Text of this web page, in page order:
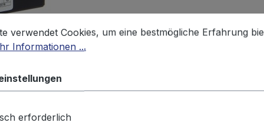
Zum
Produktsicherheit
Cookies, um eine bestmögliche Erfahrung
verwendet Cookies, um eine bestmögliche Erfahrung
Informationen ...
erforderlich